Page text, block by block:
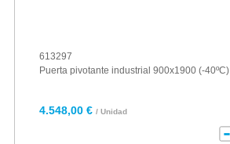
613297
Puerta pivotante industrial 900x1900 (-40ºC)
4.548,00 € / Unidad